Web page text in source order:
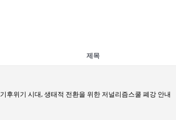
제목
기후위기 시대, 생태적 전환을 위한 저널리즘스쿨 폐강 안내